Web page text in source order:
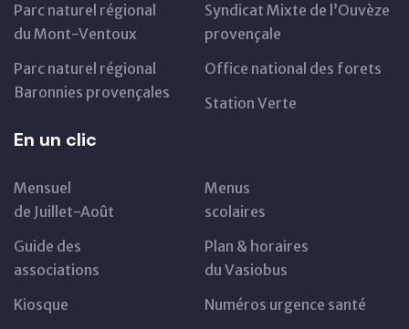
Parc naturel régional
du Mont-Ventoux
Syndicat Mixte de l’Ouvèze
provençale
Parc naturel régional
Baronnies provençales
Office national des forets
Station Verte
En un clic
Mensuel
de Juillet-Août
Menus
scolaires
Guide des
associations
Plan & horaires
du Vasiobus
Kiosque
Numéros urgence santé